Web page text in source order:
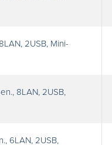
2USB, Mini-
8LAN, 2USB,
6LAN, 2USB,